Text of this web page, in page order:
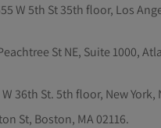
W 5th St 35th floor, Los
St NE, Suite 1000,
W 36th St. 5th floor, New York,
St, Boston, MA 02116.